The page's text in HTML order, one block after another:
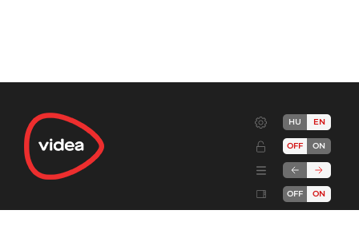
HU EN
OFF ON
OFF ON